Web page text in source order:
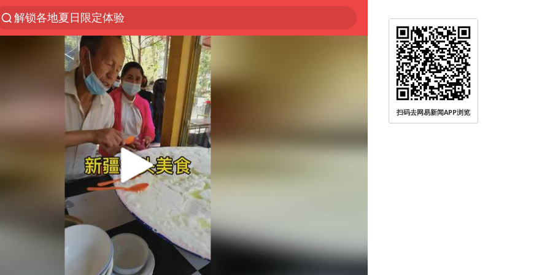
解锁各地夏日限定体验
白海豚将正面袭击贯穿浙江
名创优品一次性内裤 颜面尽失
上海明日之星冠军杯调整决赛时间
视频丨中国东方电气集团原党组副书记、董事宋致远被查
女子网购名牌包发现是自己丢的那只
香港宏福苑火灾或由烟头引起
浙江台州《告全体市民书》
女主硬加吻戏短剧已下架
郑丽文：台湾从来没有“独立”过
实时追踪台风白海豚
扫码去网易新闻APP浏览